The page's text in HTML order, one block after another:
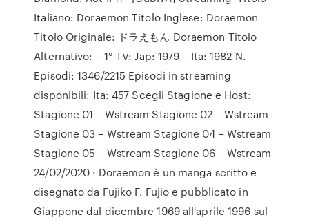
Italiano: Doraemon Titolo Inglese: Doraemon
Titolo Originale: ドラえもん Doraemon Titolo
Alternativo: – 1° TV: Jap: 1979 – Ita: 1982 N.
Episodi: 1346/2215 Episodi in streaming
disponibili: Ita: 457 Scegli Stagione e Host:
Stagione 01 – Wstream Stagione 02 – Wstream
Stagione 03 – Wstream Stagione 04 – Wstream
Stagione 05 – Wstream Stagione 06 – Wstream
24/02/2020 · Doraemon è un manga scritto e
disegnato da Fujiko F. Fujio e pubblicato in
Giappone dal dicembre 1969 all'aprile 1996 sul